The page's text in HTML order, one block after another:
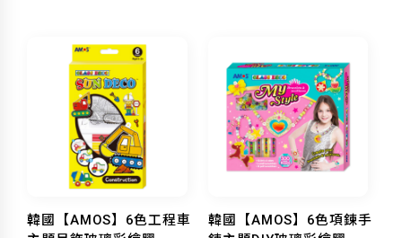
韓國【AMOS】6色工程車
韓國【AMOS】6色項鍊手